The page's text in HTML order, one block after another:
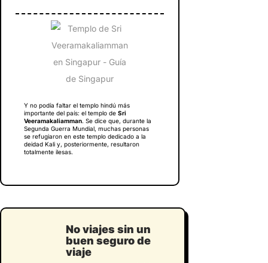
Y no podía faltar el templo hindú más
importante del país: el templo de Sri
Veeramakaliamman. Se dice que, durante la
Segunda Guerra Mundial, muchas personas
se refugiaron en este templo dedicado a la
deidad Kali y, posteriormente, resultaron
totalmente ilesas.
No viajes sin un
buen seguro de
viaje